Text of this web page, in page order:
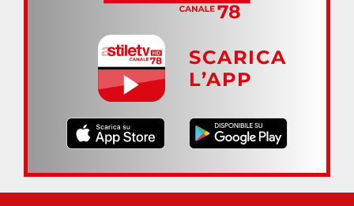
SCARICA
L’APP